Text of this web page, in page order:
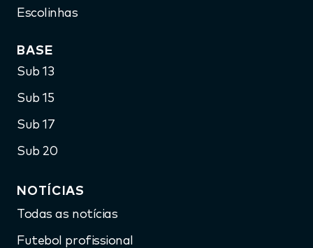
Escolinhas
BASE
Sub 13
Sub 15
Sub 17
Sub 20
NOTÍCIAS
Todas as notícias
Futebol profissional